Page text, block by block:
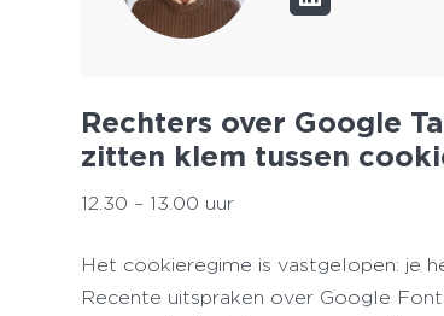
Rechters over Google
zitten klem tussen
12.30 – 13.00 uur
Het cookieregime is vastgelopen: je
Recente uitspraken over Google